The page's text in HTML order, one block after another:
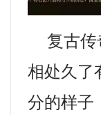
复古传
相处久了
分的样子